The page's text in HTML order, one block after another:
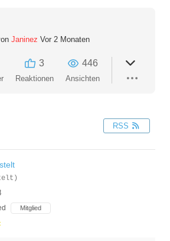
Janinez Vor 2 Monaten
3
Reaktionen
446
Ansichten
RSS
Mitglied